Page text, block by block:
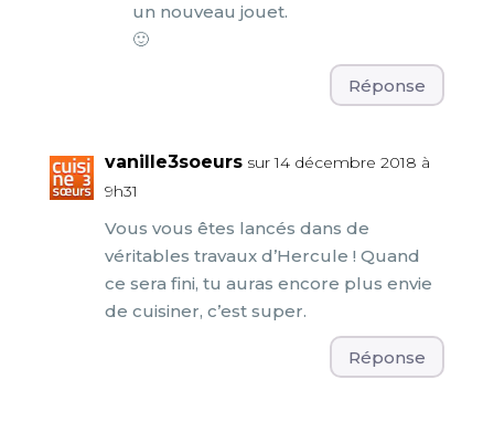
un nouveau jouet.
🙂
Réponse
vanille3soeurs sur 14 décembre 2018 à
9h31
Vous vous êtes lancés dans de
véritables travaux d’Hercule ! Quand
ce sera fini, tu auras encore plus envie
de cuisiner, c’est super.
Réponse